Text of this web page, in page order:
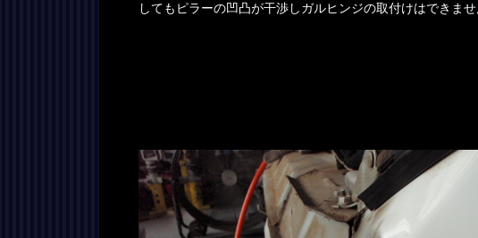
してもピラーの凹凸が干渉しガルヒンジの取付けはできま